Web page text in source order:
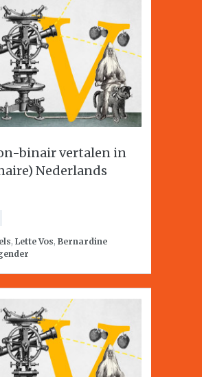
binair vertalen in
Nederlands
, Lette Vos, Bernardine